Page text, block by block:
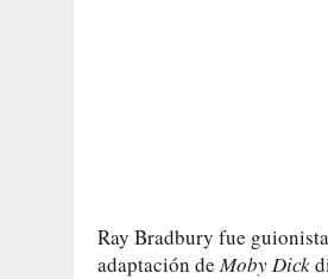
Ray Bradbury fue
adaptación deMoby Dick